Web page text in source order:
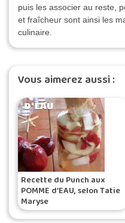
puis les associer au reste,
et fraîcheur sont ainsi les
culinaire.
Vous aimerez aussi :
Recette du Punch aux
POMME d’EAU, selon Tatie
Maryse